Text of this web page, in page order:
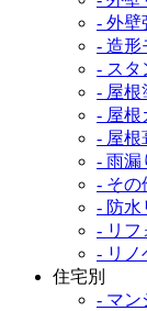
- 外壁
- 造形
- スタ
- 屋根
- 屋根
- 屋根
- 雨漏
- その
- 防水
- リフ
- リノ
住宅別
- マン